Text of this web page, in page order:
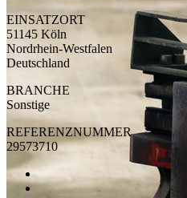
EINSATZORT
51145 Köln
Nordrhein-Westfalen
Deutschland
BRANCHE
Sonstige
REFERENZNUMMER
29573710